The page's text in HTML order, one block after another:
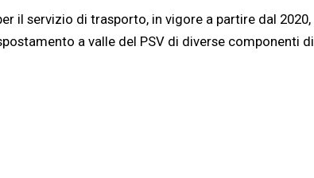
il servizio di trasporto, in vigore a partire dal 2020,
a valle del PSV di diverse componenti di